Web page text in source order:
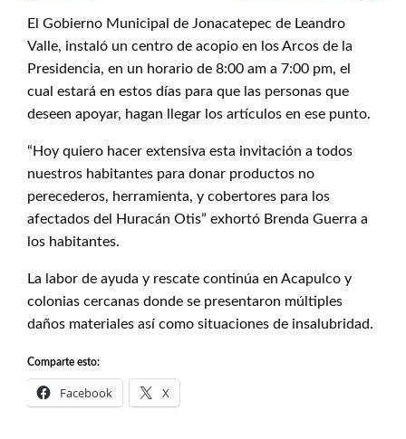
El Gobierno Municipal de Jonacatepec de Leandro
Valle, instaló un centro de acopio en los Arcos de la
Presidencia, en un horario de 8:00 am a 7:00 pm, el
cual estará en estos días para que las personas que
deseen apoyar, hagan llegar los artículos en ese punto.
“Hoy quiero hacer extensiva esta invitación a todos
nuestros habitantes para donar productos no
perecederos, herramienta, y cobertores para los
afectados del Huracán Otis” exhortó Brenda Guerra a
los habitantes.
La labor de ayuda y rescate continúa en Acapulco y
colonias cercanas donde se presentaron múltiples
daños materiales así como situaciones de insalubridad.
Comparte esto:
Facebook X